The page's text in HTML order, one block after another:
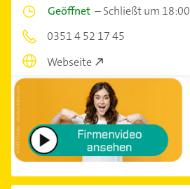
Geöffnet –Schließt um 18:00
0351 4 52 17 45
Webseite